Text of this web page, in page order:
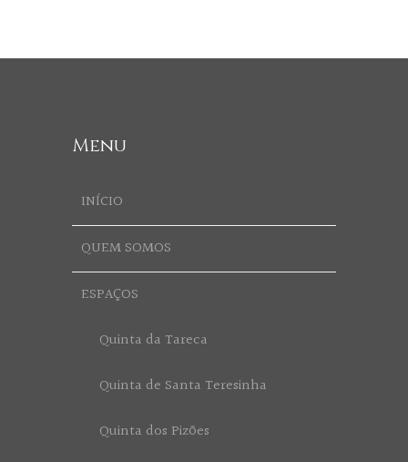
Menu
INÍCIO
QUEM SOMOS
ESPAÇOS
Quinta da Tareca
Quinta de Santa Teresinha
Quinta dos Pizões